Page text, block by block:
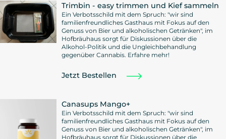
Trimbin - easy trimmen und Kief sammeln
Ein Verbotsschild mit dem Spruch: "wir sind
familienfreundliches Gasthaus mit Fokus auf den
Genuss von Bier und alkoholischen Getränken", im
Hofbräuhaus sorgt für Diskussionen über die
Alkohol-Politik und die Ungleichbehandlung
gegenüber Cannabis. Erfahre mehr!
Jetzt Bestellen
Canasups Mango+
Ein Verbotsschild mit dem Spruch: "wir sind
familienfreundliches Gasthaus mit Fokus auf den
Genuss von Bier und alkoholischen Getränken", im
Hofbräuhaus sorgt für Diskussionen über die